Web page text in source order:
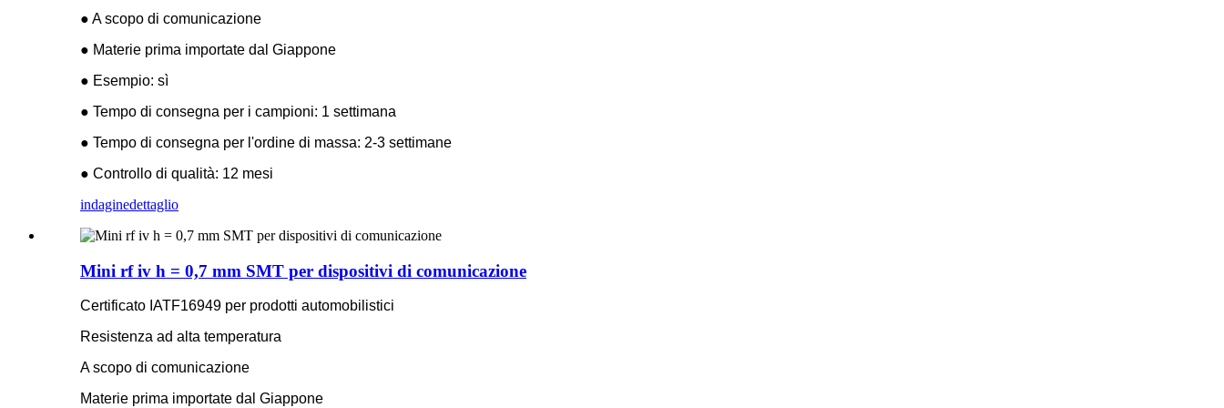
● A scopo di comunicazione
● Materie prima importate dal Giappone
● Esempio: sì
● Tempo di consegna per i campioni: 1 settimana
● Tempo di consegna per l'ordine di massa: 2-3 settimane
● Controllo di qualità: 12 mesi
indaginedettaglio
Mini rf iv h = 0,7 mm SMT per dispositivi di comunicazione
Certificato IATF16949 per prodotti automobilistici
Resistenza ad alta temperatura
A scopo di comunicazione
Materie prima importate dal Giappone